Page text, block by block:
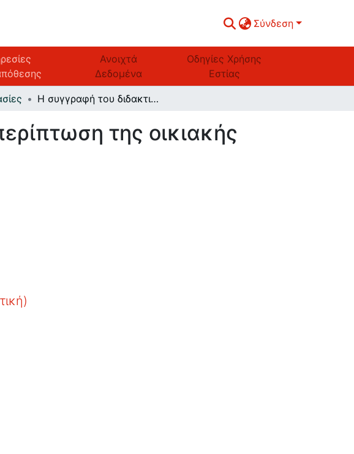
Σύνδεση
Ανοιχτά
Δεδομένα
Οδηγίες Χρήσης
Εστίας
Η συγγραφή του διδακτικού βιβλίου: η περίπτωση της οικιακής οικονομίας
της οικιακής